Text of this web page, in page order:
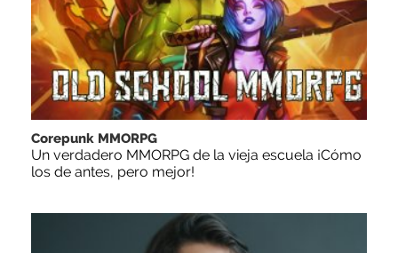
Corepunk MMORPG
Un verdadero MMORPG de la vieja escuela ¡Cómo
los de antes, pero mejor!